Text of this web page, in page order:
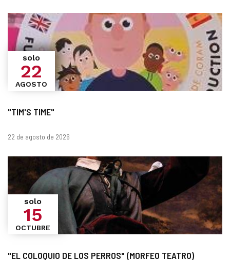
"TIM'S TIME"
solo
22
AGOSTO
Fechas
22 de agosto de 2026
"EL COLOQUIO DE LOS PERROS" (MORFEO TEATRO)
solo
15
OCTUBRE